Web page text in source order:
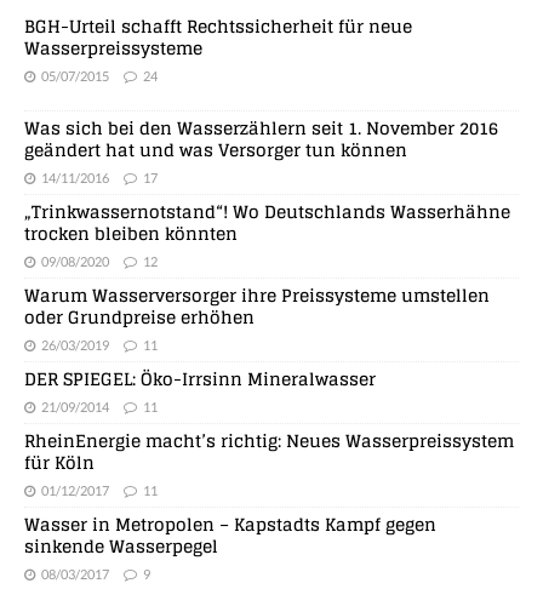
BGH-Urteil schafft Rechtssicherheit für neue
Wasserpreissysteme
05/07/2015 24
Was sich bei den Wasserzählern seit 1. November 2016
geändert hat und was Versorger tun können
14/11/2016 17
„Trinkwassernotstand“! Wo Deutschlands Wasserhähne
trocken bleiben könnten
09/08/2020 12
Warum Wasserversorger ihre Preissysteme umstellen
oder Grundpreise erhöhen
26/03/2019 11
DER SPIEGEL: Öko-Irrsinn Mineralwasser
21/09/2014 11
RheinEnergie macht’s richtig: Neues Wasserpreissystem
für Köln
01/12/2017 11
Wasser in Metropolen – Kapstadts Kampf gegen
sinkende Wasserpegel
08/03/2017 9